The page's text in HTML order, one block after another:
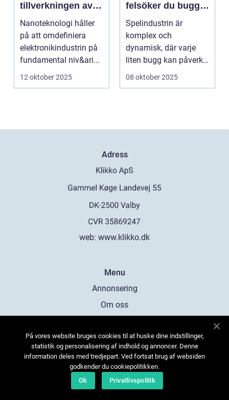
tillverkningen av
elektronik
Nanoteknologi håller
på att omdefiniera
elektronikindustrin på
fundamental niv&ari...
12 oktober 2025
felsöker du buggar
och förbättrar
spelupplevelsen
Spelindustrin är
komplex och
dynamisk, där varje
liten bugg kan påverka
spelupplevel...
08 oktober 2025
Adress
web: www.klikko.dk
Menu
Annonsering
Om oss
Kontakta oss
Sitemap
På vores website bruges cookies til at huske dine indstillinger,
statistik og personalisering af indhold og annoncer. Denne
information deles med tredjepart. Ved fortsat brug af websiden
godkender du cookiepolitikken.
Ok
Privatlivspolitik